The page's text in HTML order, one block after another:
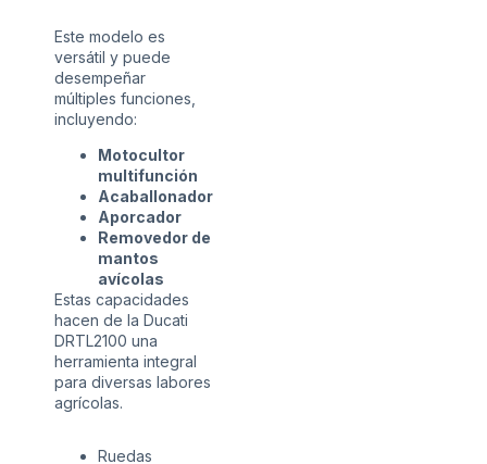
Este modelo es
versátil y puede
desempeñar
múltiples funciones,
incluyendo:
Motocultor
multifunción
Acaballonador
Aporcador
Removedor de
mantos
avícolas
Estas capacidades
hacen de la Ducati
DRTL2100 una
herramienta integral
para diversas labores
agrícolas.
Ruedas